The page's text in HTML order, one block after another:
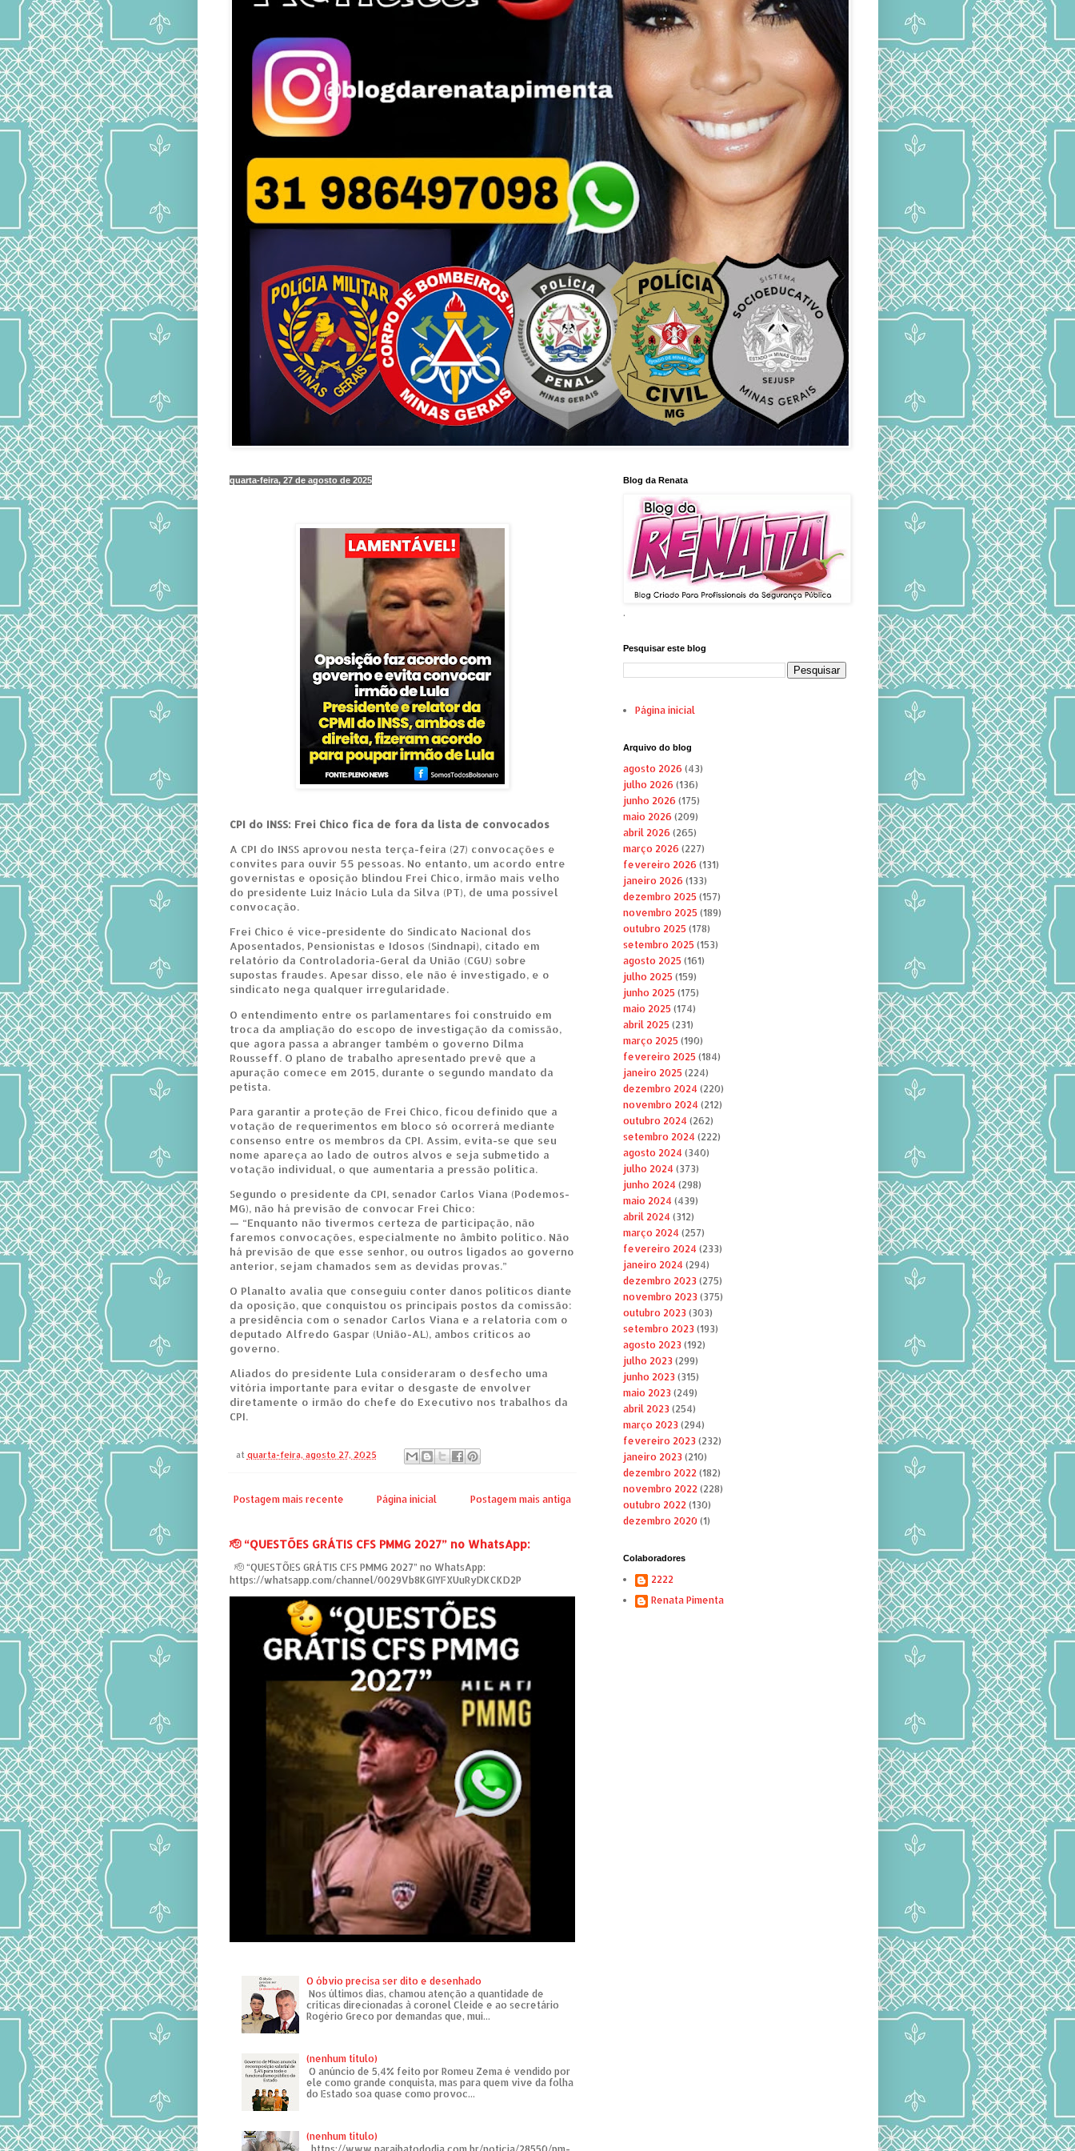
quarta-feira, 27 de agosto de 2025
CPI do INSS: Frei Chico fica de fora da lista de convocados
A CPI do INSS aprovou nesta terça-feira (27) convocações e
convites para ouvir 55 pessoas. No entanto, um acordo entre
governistas e oposição blindou Frei Chico, irmão mais velho
do presidente Luiz Inácio Lula da Silva (PT), de uma possível
convocação.
Frei Chico é vice-presidente do Sindicato Nacional dos
Aposentados, Pensionistas e Idosos (Sindnapi), citado em
relatório da Controladoria-Geral da União (CGU) sobre
supostas fraudes. Apesar disso, ele não é investigado, e o
sindicato nega qualquer irregularidade.
O entendimento entre os parlamentares foi construído em
troca da ampliação do escopo de investigação da comissão,
que agora passa a abranger também o governo Dilma
Rousseff. O plano de trabalho apresentado prevê que a
apuração comece em 2015, durante o segundo mandato da
petista.
Para garantir a proteção de Frei Chico, ficou definido que a
votação de requerimentos em bloco só ocorrerá mediante
consenso entre os membros da CPI. Assim, evita-se que seu
nome apareça ao lado de outros alvos e seja submetido a
votação individual, o que aumentaria a pressão política.
Segundo o presidente da CPI, senador Carlos Viana (Podemos-
MG), não há previsão de convocar Frei Chico:
— “Enquanto não tivermos certeza de participação, não
faremos convocações, especialmente no âmbito político. Não
há previsão de que esse senhor, ou outros ligados ao governo
anterior, sejam chamados sem as devidas provas.”
O Planalto avalia que conseguiu conter danos políticos diante
da oposição, que conquistou os principais postos da comissão:
a presidência com o senador Carlos Viana e a relatoria com o
deputado Alfredo Gaspar (União-AL), ambos críticos ao
governo.
Aliados do presidente Lula consideraram o desfecho uma
vitória importante para evitar o desgaste de envolver
diretamente o irmão do chefe do Executivo nos trabalhos da
CPI.
at quarta-feira, agosto 27, 2025
Postagem mais recente Postagem mais antiga
Página inicial
‎🫡 “QUESTÕES GRÁTIS CFS PMMG 2027” no WhatsApp:
‎ 🫡 “QUESTÕES GRÁTIS CFS PMMG 2027” no WhatsApp:
https://whatsapp.com/channel/0029Vb8KGIYFXUuRyDKCKD2P
O óbvio precisa ser dito e desenhado
Nos últimos dias, chamou atenção a quantidade de
críticas direcionadas à coronel Cleide e ao secretário
Rogério Greco por demandas que, mui...
(nenhum título)
O anúncio de 5,4% feito por Romeu Zema é vendido por
ele como grande conquista, mas para quem vive da folha
do Estado soa quase como provoc...
(nenhum título)
Blog da Renata
.
Pesquisar este blog
Página inicial
Arquivo do blog
agosto 2026 (43)
julho 2026 (136)
junho 2026 (175)
maio 2026 (209)
abril 2026 (265)
março 2026 (227)
fevereiro 2026 (131)
janeiro 2026 (133)
dezembro 2025 (157)
novembro 2025 (189)
outubro 2025 (178)
setembro 2025 (153)
agosto 2025 (161)
julho 2025 (159)
junho 2025 (175)
maio 2025 (174)
abril 2025 (231)
março 2025 (190)
fevereiro 2025 (184)
janeiro 2025 (224)
dezembro 2024 (220)
novembro 2024 (212)
outubro 2024 (262)
setembro 2024 (222)
agosto 2024 (340)
julho 2024 (373)
junho 2024 (298)
maio 2024 (439)
abril 2024 (312)
março 2024 (257)
fevereiro 2024 (233)
janeiro 2024 (294)
dezembro 2023(275)
novembro 2023(375)
outubro 2023(303)
setembro 2023(193)
agosto 2023(192)
julho 2023(299)
junho 2023(315)
maio 2023(249)
abril 2023(254)
março 2023(294)
fevereiro 2023(232)
janeiro 2023(210)
dezembro 2022(182)
novembro 2022(228)
outubro 2022(130)
dezembro 2020(1)
Colaboradores
2222
Renata Pimenta